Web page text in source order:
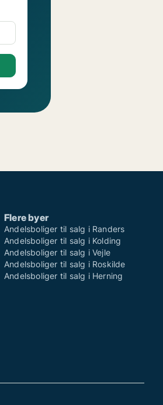
Flere byer
Andelsboliger til salg i Randers
Andelsboliger til salg i Kolding
Andelsboliger til salg i Vejle
Andelsboliger til salg i Roskilde
Andelsboliger til salg i Herning